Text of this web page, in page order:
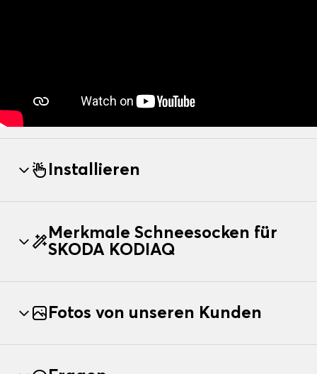
Installieren
Merkmale Schneesocken für
SKODA KODIAQ
Fotos von unseren Kunden